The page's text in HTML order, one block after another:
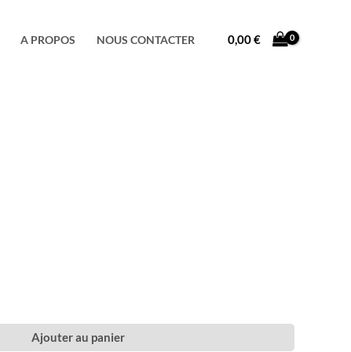
A PROPOS NOUS CONTACTER 0,00€
Ajouter au panier